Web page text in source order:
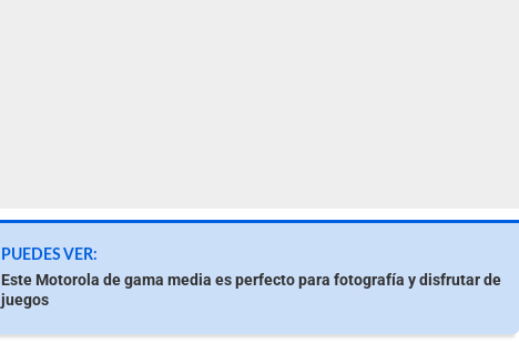
PUEDES VER:
Este Motorola de gama media es perfecto para fotografía y disfrutar de
juegos